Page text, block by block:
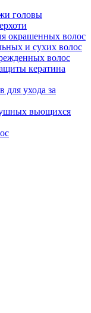
головы
окрашенных волос
и сухих волос
волос
кератина
для ухода за
вьющихся